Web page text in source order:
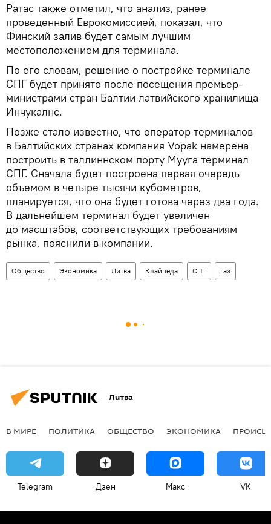
Ратас также отметил, что анализ, ранее
проведенный Еврокомиссией, показал, что
Финский залив будет самым лучшим
местоположением для терминала.
По его словам, решение о постройке терминале
СПГ будет принято после посещения премьер-
министрами стран Балтии латвийского хранилища
Инчукалнс.
Позже стало известно, что оператор терминалов
в Балтийских странах компания Vopak намерена
построить в таллиннском порту Мууга терминал
СПГ. Сначала будет построена первая очередь
объемом в четыре тысячи кубометров,
планируется, что она будет готова через два года.
В дальнейшем терминал будет увеличен
до масштабов, соответствующих требованиям
рынка, пояснили в компании.
Общество Экономика Литва Клайпеда СПГ газ
Литва
В МИРЕ ПОЛИТИКА ОБЩЕСТВО ЭКОНОМИКА
Telegram Дзен Макс VK